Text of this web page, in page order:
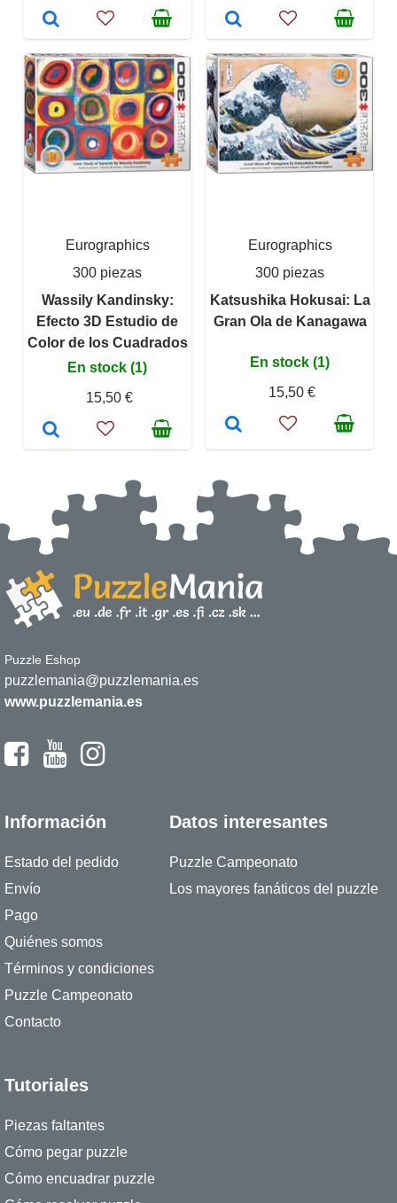
Eurographics
300 piezas
Wassily Kandinsky:
Efecto 3D Estudio de
Color de los Cuadrados
En stock (1)
15,50 €
Eurographics
300 piezas
Katsushika Hokusai: La
Gran Ola de Kanagawa
En stock (1)
15,50 €
Puzzle Eshop
puzzlemania@puzzlemania.es
www.puzzlemania.es
Información
Estado del pedido
Envío
Pago
Quiénes somos
Términos y condiciones
Puzzle Campeonato
Contacto
Datos interesantes
Puzzle Campeonato
Los mayores fanáticos del puzzle
Tutoriales
Piezas faltantes
Cómo pegar puzzle
Cómo encuadrar puzzle